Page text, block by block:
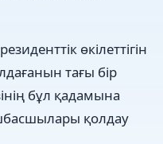
өкілеттігін
тағы бір
бұл қадамына
қолдау